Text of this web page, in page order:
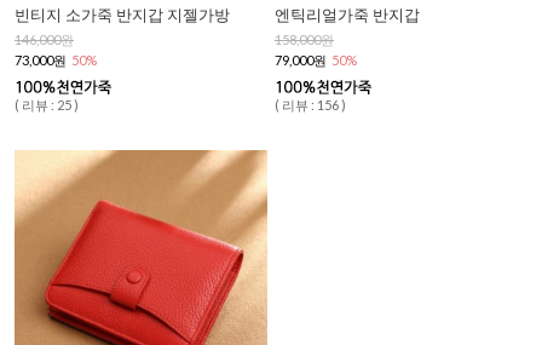
빈티지 소가죽 반지갑 지젤가방
146,000원
73,000원 50%
( 리뷰 : 25 )
엔틱리얼가죽 반지갑
158,000원
79,000원 50%
( 리뷰 : 156 )